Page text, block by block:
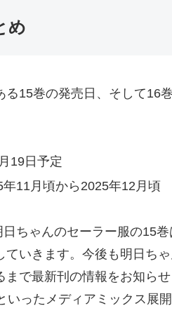
め
15巻の発売日、そして16
19日予定
11月頃から2025年12月頃
ちゃんのセーラー服の15
いきます。今後も明日ち
で最新刊の情報をお知ら
ったメディアミックス展